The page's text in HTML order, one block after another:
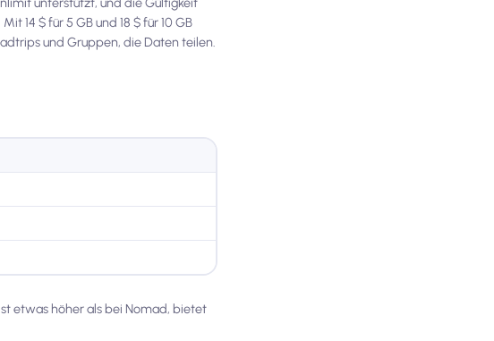
14 $ für 5 GB und 18 $ für 10 GB
und Gruppen, die Daten teilen.
etwas höher als bei Nomad, bietet